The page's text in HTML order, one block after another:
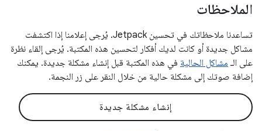
الملاحظات
تساعدنا ملاحظاتك في تحسين Jetpack. يُرجى إعلامنا إذا اكتشفت
مشاكل جديدة أو كانت لديك أفكار لتحسين هذه المكتبة. يُرجى إلقاء نظرة
على الـ مشاكل الحالية في هذه المكتبة قبل إنشاء مشكلة جديدة. يمكنك
إضافة صوتك إلى مشكلة حالية من خلال النقر على زر النجمة.
إنشاء مشكلة جديدة